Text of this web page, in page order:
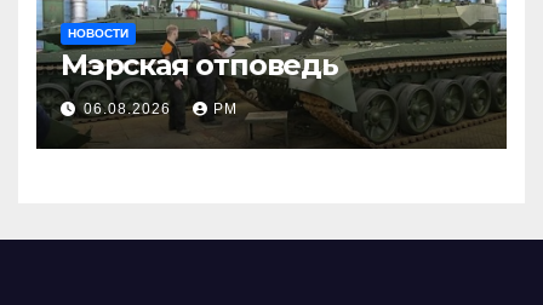
НОВОСТИ
Мэрская отповедь
06.08.2026 РМ